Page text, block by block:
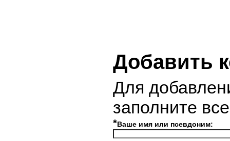
Добавить
Для
заполните
*Ваше имя или псевдоним: